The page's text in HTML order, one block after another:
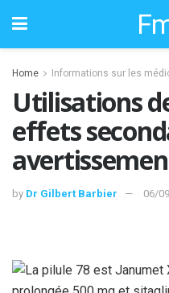
Home Informations sur les
Utilisations
effets
by Dr Gilbert Barbier 06/